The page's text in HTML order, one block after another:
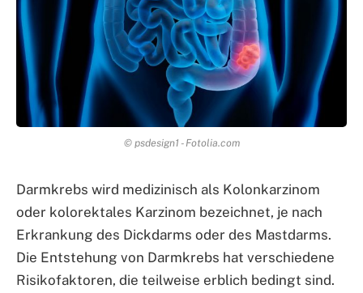
© psdesign1 - Fotolia.com
Darmkrebs wird medizinisch als Kolonkarzinom
oder kolorektales Karzinom bezeichnet, je nach
Erkrankung des Dickdarms oder des Mastdarms.
Die Entstehung von Darmkrebs hat verschiedene
Risikofaktoren, die teilweise erblich bedingt sind.